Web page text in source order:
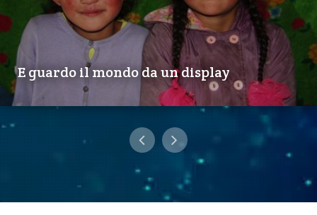
E guardo il mondo da un display